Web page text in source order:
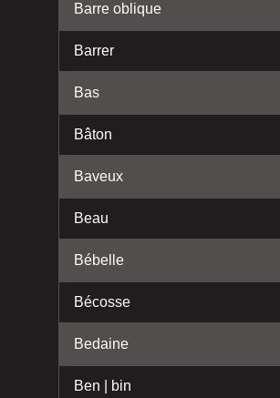
Barre oblique
Barrer
Bas
Bâton
Baveux
Beau
Bébelle
Bécosse
Bedaine
Ben | bin